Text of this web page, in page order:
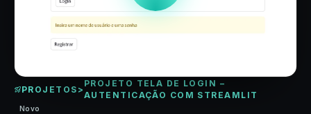
PROJETOS >
PROJETO TELA DE LOGIN –
AUTENTICAÇÃO COM STREAMLIT
Novo